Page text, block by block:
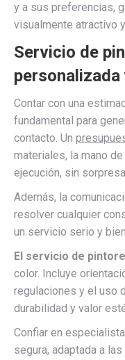
y a sus preferencias,
visualmente atractivo
Servicio de
Contar con una
fundamental para
contacto. Un
materiales, la mano
ejecución, sin
Además, la
resolver cualquier
un servicio serio y
El servicio de
color. Incluye
regulaciones y el uso
durabilidad y valor
Confiar en
segura, adaptada a